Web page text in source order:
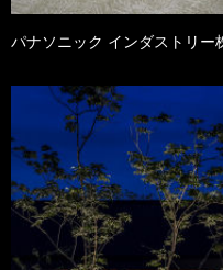
パナソニック インダストリ